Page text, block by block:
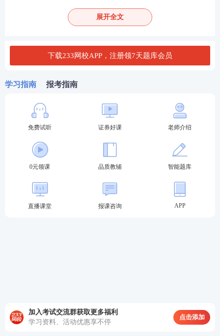
产业政策由产业结构政策、产业组织政策组成。( )
查看答案
证券好课全新升级：直击考点，由浅入深，稳步锁分
结束就做一个章节的习题
立即试听>>
巩固阶段——冲刺串讲班+
考点班+题库历
展开全文
下载233网校APP，注册领7天题库会员
学习指南 报考指南
免费试听 证券好课 老师介绍
0元领课 品质教辅 智能题库
直播课堂 报课咨询 APP
加入考试交流群获取更多福利
学习资料、活动优惠享不停
点击添加